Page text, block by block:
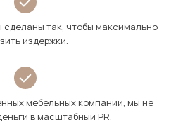
сделаны так, чтобы максимально
издержки.
мебельных компаний, мы не
в масштабный PR.